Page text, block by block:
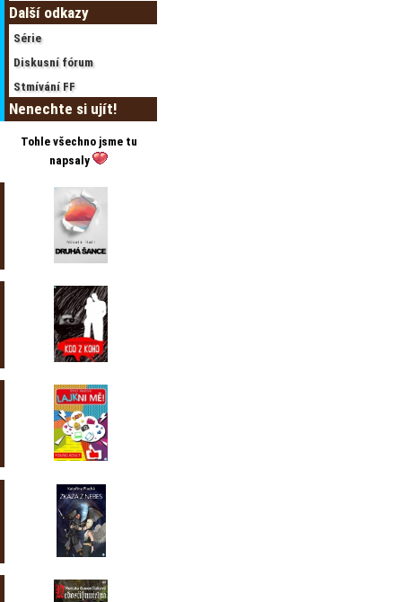
Další odkazy
Série
Diskusní fórum
Stmívání FF
Nenechte si ujít!
Tohle všechno jsme tu
napsaly